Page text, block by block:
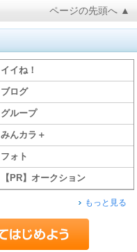
ページの先頭へ ▲
イイね！
ブログ
グループ
みんカラ＋
フォト
【PR】オークション
もっと見る